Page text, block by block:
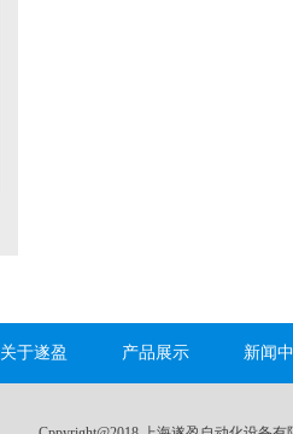
关于遂盈 产品展示 新闻